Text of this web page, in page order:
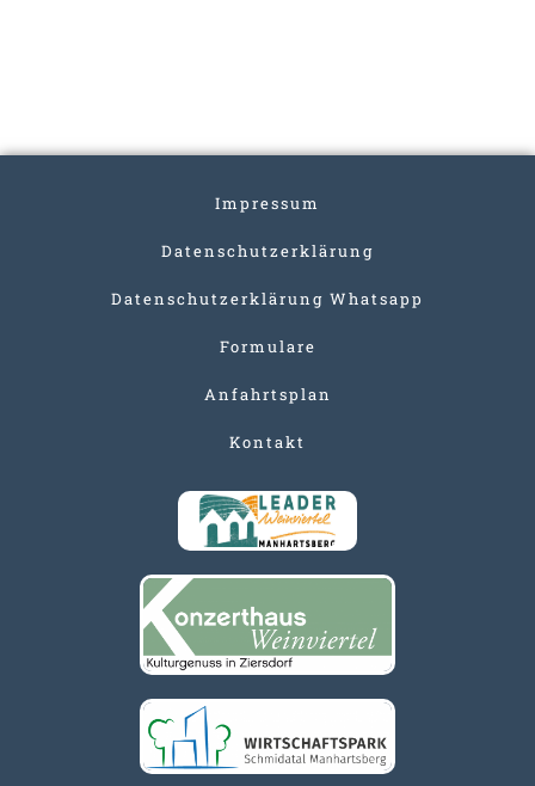
Impressum
Datenschutzerklärung
Datenschutzerklärung Whatsapp
Formulare
Anfahrtsplan
Kontakt